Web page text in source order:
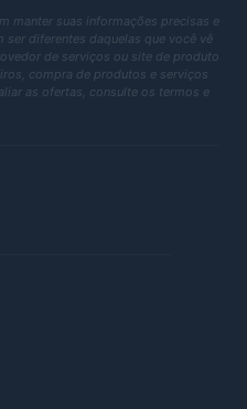
manter suas informações precisas e
diferentes daquelas que você vê
de serviços ou site de produto
compra de produtos e serviços
as ofertas, consulte os termos e